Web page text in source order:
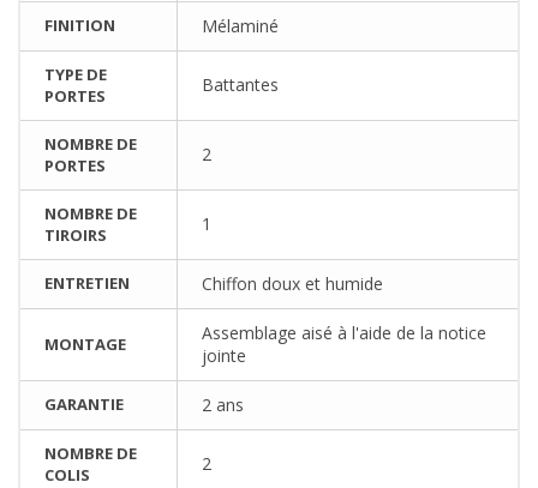
FINITION Mélaminé
TYPE DE
PORTES
Battantes
NOMBRE DE
PORTES
2
NOMBRE DE
TIROIRS
1
ENTRETIEN Chiffon doux et humide
MONTAGE
Assemblage aisé à l'aide de la notice
jointe
GARANTIE 2 ans
NOMBRE DE
COLIS
2